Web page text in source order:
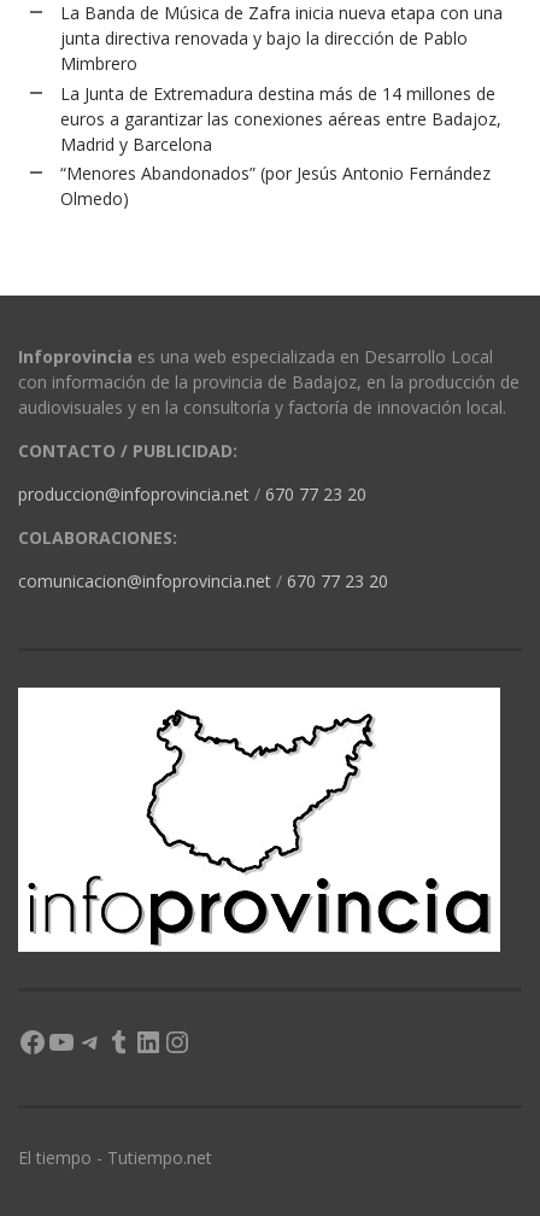
La Banda de Música de Zafra inicia nueva etapa con una
junta directiva renovada y bajo la dirección de Pablo
Mimbrero
La Junta de Extremadura destina más de 14 millones de
euros a garantizar las conexiones aéreas entre Badajoz,
Madrid y Barcelona
“Menores Abandonados” (por Jesús Antonio Fernández
Olmedo)
Infoprovincia es una web especializada en Desarrollo Local
con información de la provincia de Badajoz, en la producción de
audiovisuales y en la consultoría y factoría de innovación local.
CONTACTO / PUBLICIDAD:
produccion@infoprovincia.net / 670 77 23 20
COLABORACIONES:
comunicacion@infoprovincia.net / 670 77 23 20
Facebook
YouTube
Telegram
Tumblr
LinkedIn
Instagram
El tiempo - Tutiempo.net